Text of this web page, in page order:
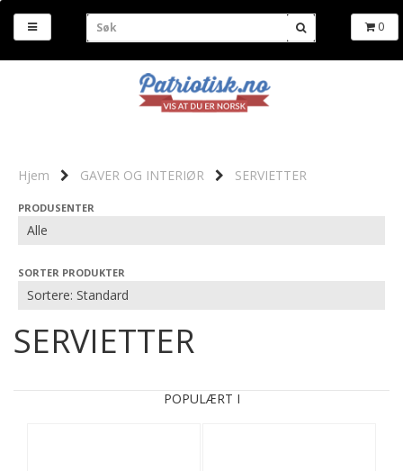
0
Hjem GAVER OG INTERIØR SERVIETTER
PRODUSENTER
SORTER PRODUKTER
SERVIETTER
POPULÆRT I